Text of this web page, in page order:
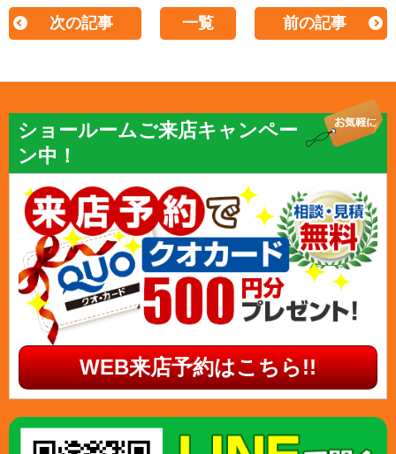
次の記事 一覧 前の記事
ショールームご来店キャンペー
ン中！
WEB来店予約はこちら!!